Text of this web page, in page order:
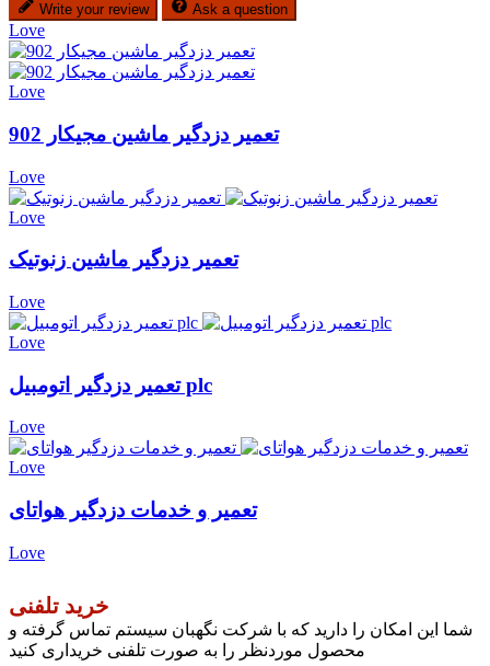
Write your review Ask a question
Love
Love
تعمیر دزدگیر ماشین مجیکار 902
Love
Love
تعمیر دزدگیر ماشین زنوتیک
Love
Love
تعمیر دزدگیر اتومبیل plc
Love
Love
تعمیر و خدمات دزدگیر هواتای
Love
خرید تلفنی
شما این امکان را دارید که با شرکت نگهبان سیستم تماس گرفته و
محصول موردنظر را به صورت تلفنی خریداری کنید